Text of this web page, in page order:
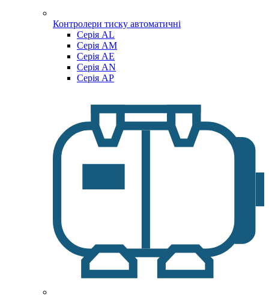
Контролери тиску автоматичні
Cерія AL
Cерія AM
Серія AE
Серія AN
Серія AP